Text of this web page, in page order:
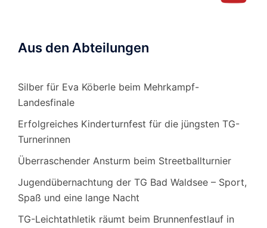
Aus den Abteilungen
Silber für Eva Köberle beim Mehrkampf-
Landesfinale
Erfolgreiches Kinderturnfest für die jüngsten TG-
Turnerinnen
Überraschender Ansturm beim Streetballturnier
Jugendübernachtung der TG Bad Waldsee – Sport,
Spaß und eine lange Nacht
TG-Leichtathletik räumt beim Brunnenfestlauf in